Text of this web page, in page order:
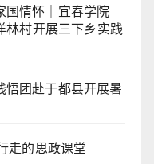
国情怀｜宜春学院
林村开展三下乡实践
悟团赴于都县开展暑
走的思政课堂